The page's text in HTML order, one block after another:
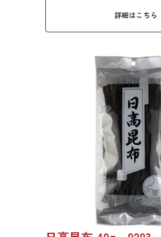
詳細はこちら